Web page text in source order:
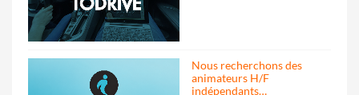
Nous recherchons des
animateurs H/F
indépendants…